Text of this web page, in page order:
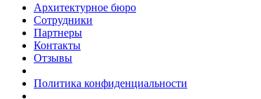
Архитектурное бюро
Сотрудники
Партнеры
Контакты
Отзывы
Политика конфиденциальности